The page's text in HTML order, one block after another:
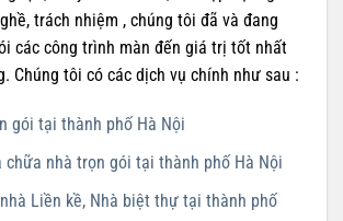
trách nhiệm , chúng tôi đã và đang
các công trình màn đến giá trị tốt nhất
Chúng tôi có các dịch vụ chính như sau :
gói tại thành phố Hà Nội
chữa nhà trọn gói tại thành phố Hà Nội
Liền kề, Nhà biệt thự tại thành phố